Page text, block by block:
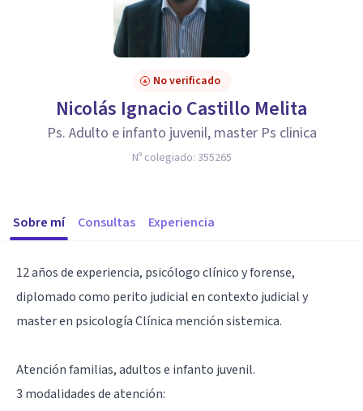
No verificado
Nicolás Ignacio Castillo Melita
Ps. Adulto e infanto juvenil, master Ps clinica
Nº colegiado: 355265
Sobre mí Consultas Experiencia
12 años de experiencia, psicólogo clínico y forense,
diplomado como perito judicial en contexto judicial y
master en psicología Clínica mención sistemica.
Atención familias, adultos e infanto juvenil.
3 modalidades de atención: